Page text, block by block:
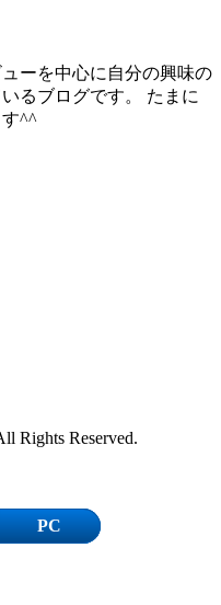
ーを中心に自分の興味の
るブログです。 たまに
^^
Rights Reserved.
PC